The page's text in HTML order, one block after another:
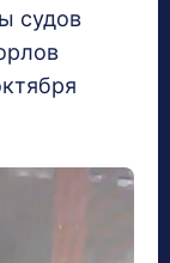
судов